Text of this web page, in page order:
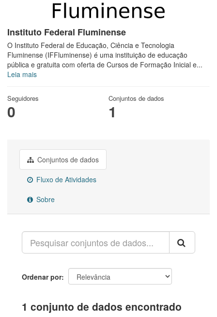
Instituto Federal Fluminense
O Instituto Federal de Educação, Ciência e Tecnologia
Fluminense (IFFluminense) é uma instituição de educação
pública e gratuita com oferta de Cursos de Formação Inicial e...
Leia mais
Seguidores
0
Conjuntos de dados
1
Conjuntos de dados
Fluxo de Atividades
Sobre
Ordenar por
1 conjunto de dados encontrado